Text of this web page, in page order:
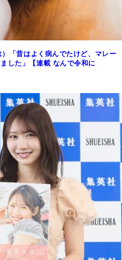
「昔はよく病んでたけど、マレー
した」【連載 なんで令和に